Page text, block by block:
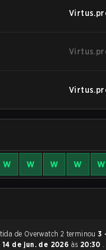
W W W W W
A partida de Overwatch 2 terminou3
14 de jun. de 2026 às 20:30